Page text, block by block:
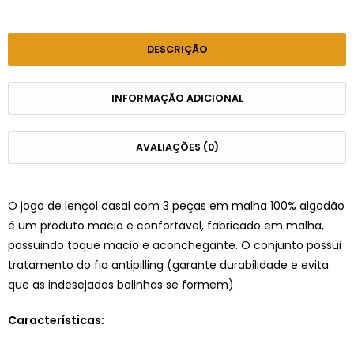
DESCRIÇÃO
INFORMAÇÃO ADICIONAL
AVALIAÇÕES (0)
O jogo de lençol casal com 3 peças em malha 100% algodão
é um produto macio e confortável, fabricado em malha,
possuindo toque macio e aconchegante. O conjunto possui
tratamento do fio antipilling (garante durabilidade e evita
que as indesejadas bolinhas se formem).
Características: